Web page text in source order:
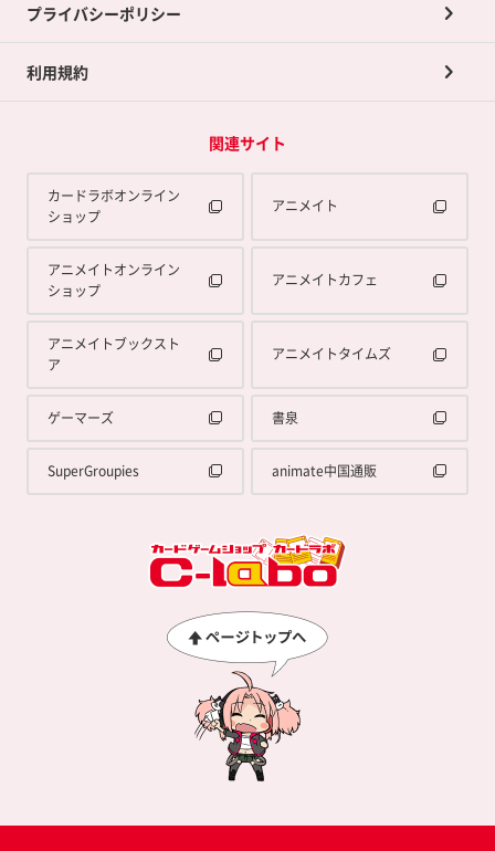
プライバシーポリシー
利用規約
関連サイト
カードラボオンライン
ショップ
アニメイト
アニメイトオンライン
ショップ
アニメイトカフェ
アニメイトブックスト
ア
アニメイトタイムズ
ゲーマーズ 書泉
SuperGroupies animate中国通販